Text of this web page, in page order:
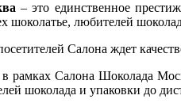
– это единственное
шоколатье, любителей
Салона ждет
рамках Салона Шоколада
шоколада и упаковки до